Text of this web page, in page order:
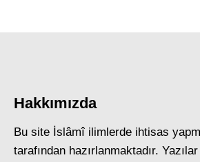
Hakkımızda
Bu site İslâmî ilimlerde ihtisas
tarafından hazırlanmaktadır.